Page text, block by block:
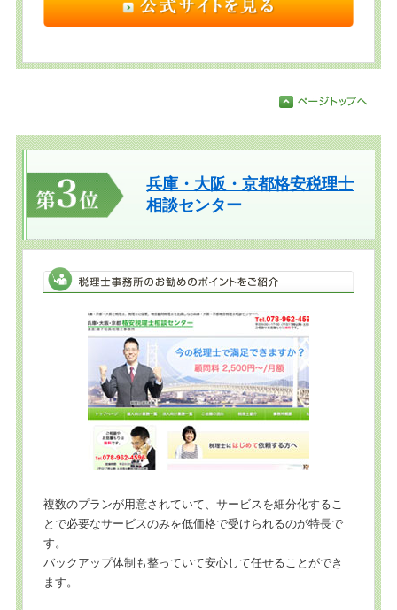
兵庫・大阪・京都格安税理士
相談センター
複数のプランが用意されていて、サービスを細分化するこ
とで必要なサービスのみを低価格で受けられるのが特長で
す。
バックアップ体制も整っていて安心して任せることができ
ます。